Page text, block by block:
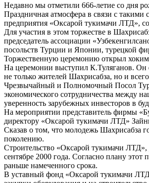
Недавно мы отметили 666-летие со дня
Праздничная атмосфера в связи с
предприятия «Оксарой тукимачи ЛТД»,
Для участия в этом торжестве в
председатель ассоциации
посольств Турции и Японии, турецкой
Торжественную церемонию открыл
На церемонии выступил К.Туляганов. Он
не только жителей Шахрисабза, но и
Чрезвычайный и Полномочный Посол
экономического сотрудничества между
уверенность зарубежных инвесторов в
На мероприятии представитель фирмы
директору «Оксарой тукимачи ЛТД»
Сказав о том, что молодежь Шахрисабза
поколению.
Строительство «Оксарой тукимачи
сентябре 2000 года. Согласно плану
раньше намеченного срока.
В уставный фонд «Оксарой тукимачи